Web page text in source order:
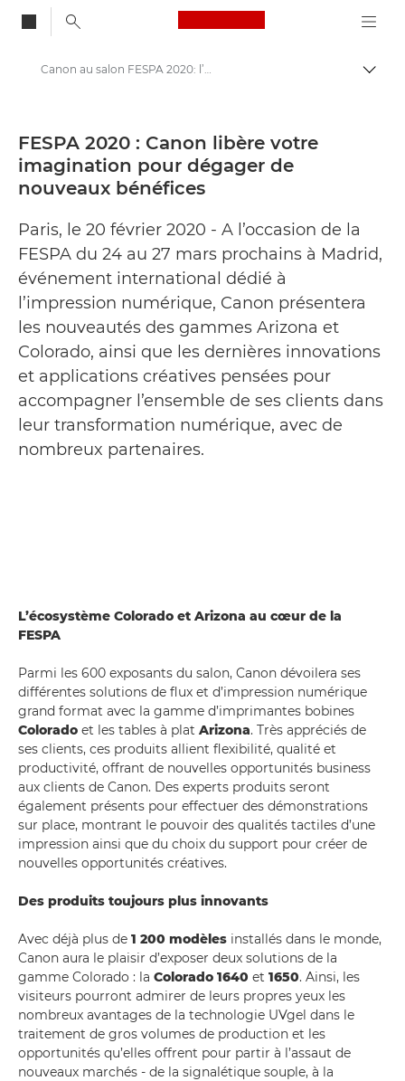
Canon Logo, back
Presse
Communiqués de presse - Centre de presse Canon
Canon au salon FESPA 2020: l’impression numérique grand format par excellence - Centre de presse Canon
FESPA 2020 : Canon libère votre
imagination pour dégager de
nouveaux bénéfices
Paris, le 20 février 2020 - A l’occasion de la
FESPA du 24 au 27 mars prochains à Madrid,
événement international dédié à
l’impression numérique, Canon présentera
les nouveautés des gammes Arizona et
Colorado, ainsi que les dernières innovations
et applications créatives pensées pour
accompagner l’ensemble de ses clients dans
leur transformation numérique, avec de
nombreux partenaires.
L’écosystème Colorado et Arizona au cœur de la
FESPA
Parmi les 600 exposants du salon, Canon dévoilera ses
différentes solutions de flux et d’impression numérique
grand format avec la gamme d’imprimantes bobines
Colorado et les tables à plat Arizona. Très appréciés de
ses clients, ces produits allient flexibilité, qualité et
productivité, offrant de nouvelles opportunités business
aux clients de Canon. Des experts produits seront
également présents pour effectuer des démonstrations
sur place, montrant le pouvoir des qualités tactiles d’une
impression ainsi que du choix du support pour créer de
nouvelles opportunités créatives.
Des produits toujours plus innovants
Avec déjà plus de 1 200 modèles installés dans le monde,
Canon aura le plaisir d’exposer deux solutions de la
gamme Colorado : la Colorado 1640 et 1650. Ainsi, les
visiteurs pourront admirer de leurs propres yeux les
nombreux avantages de la technologie UVgel dans le
traitement de gros volumes de production et les
opportunités qu’elles offrent pour partir à l’assaut de
nouveaux marchés - de la signalétique souple, à la